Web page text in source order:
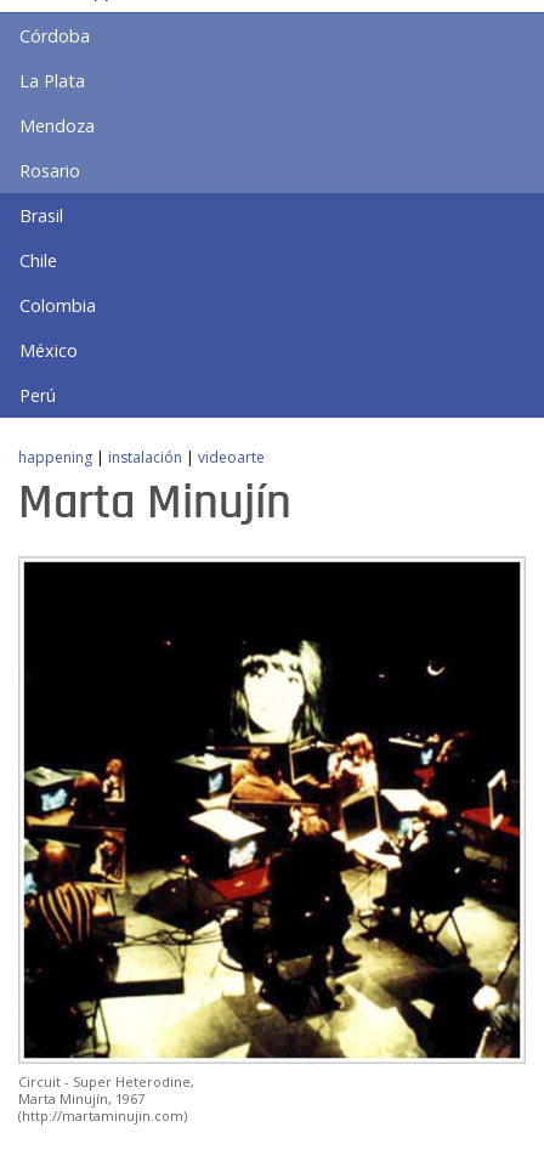
Córdoba
La Plata
Mendoza
Rosario
Brasil
Chile
Colombia
México
Perú
happening | instalación | videoarte
Marta Minujín
Circuit - Super Heterodine,
Marta Minujín, 1967
(http://martaminujin.com)